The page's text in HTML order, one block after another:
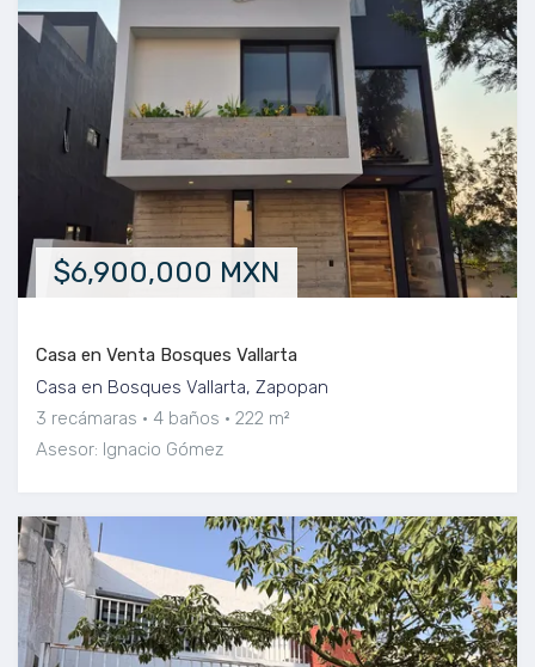
$6,900,000 MXN
Casa en Venta Bosques Vallarta
Casa en Bosques Vallarta, Zapopan
3 recámaras
4 baños
222 m²
Asesor: Ignacio Gómez